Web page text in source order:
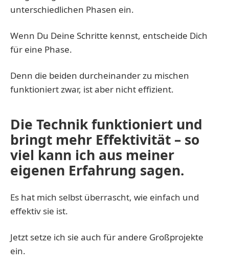
unterschiedlichen Phasen ein.
Wenn Du Deine Schritte kennst, entscheide Dich
für eine Phase.
Denn die beiden durcheinander zu mischen
funktioniert zwar, ist aber nicht effizient.
Die Technik funktioniert und
bringt mehr Effektivität – so
viel kann ich aus meiner
eigenen Erfahrung sagen.
Es hat mich selbst überrascht, wie einfach und
effektiv sie ist.
Jetzt setze ich sie auch für andere Großprojekte
ein.